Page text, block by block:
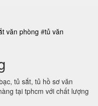
văn phòng #tủ văn
tủ sắt, tủ hồ sơ văn
tại tphcm với chất lượng